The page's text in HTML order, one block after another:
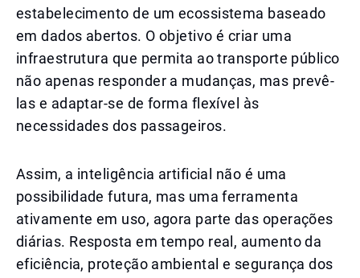
estabelecimento de um ecossistema baseado
em dados abertos. O objetivo é criar uma
infraestrutura que permita ao transporte público
não apenas responder a mudanças, mas prevê-
las e adaptar-se de forma flexível às
necessidades dos passageiros.
Assim, a inteligência artificial não é uma
possibilidade futura, mas uma ferramenta
ativamente em uso, agora parte das operações
diárias. Resposta em tempo real, aumento da
eficiência, proteção ambiental e segurança dos